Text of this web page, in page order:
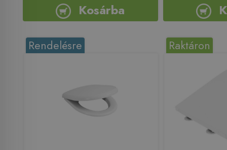
Kosárba
Rendelésre Raktáron